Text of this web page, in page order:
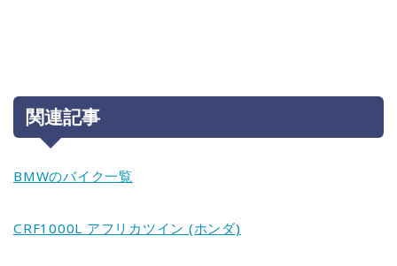
関連記事
BMWのバイク一覧
CRF1000L アフリカツイン (ホンダ)